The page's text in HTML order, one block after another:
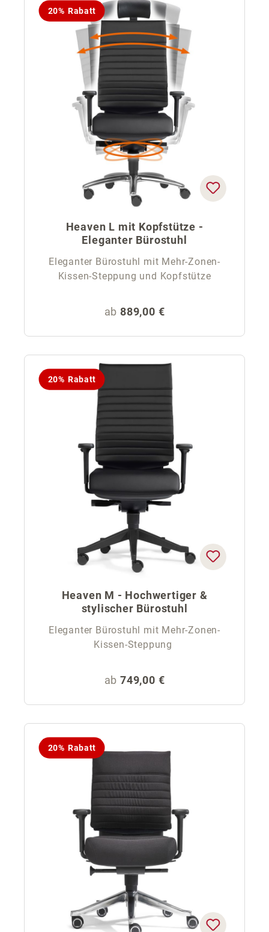
20% Rabatt
Heaven L mit Kopfstütze -
Eleganter Bürostuhl
Eleganter Bürostuhl mit Mehr-Zonen-
Kissen-Steppung und Kopfstütze
Regulärer Preis:
ab 889,00 €
20% Rabatt
Heaven M - Hochwertiger &
stylischer Bürostuhl
Eleganter Bürostuhl mit Mehr-Zonen-
Kissen-Steppung
Regulärer Preis:
ab 749,00 €
20% Rabatt